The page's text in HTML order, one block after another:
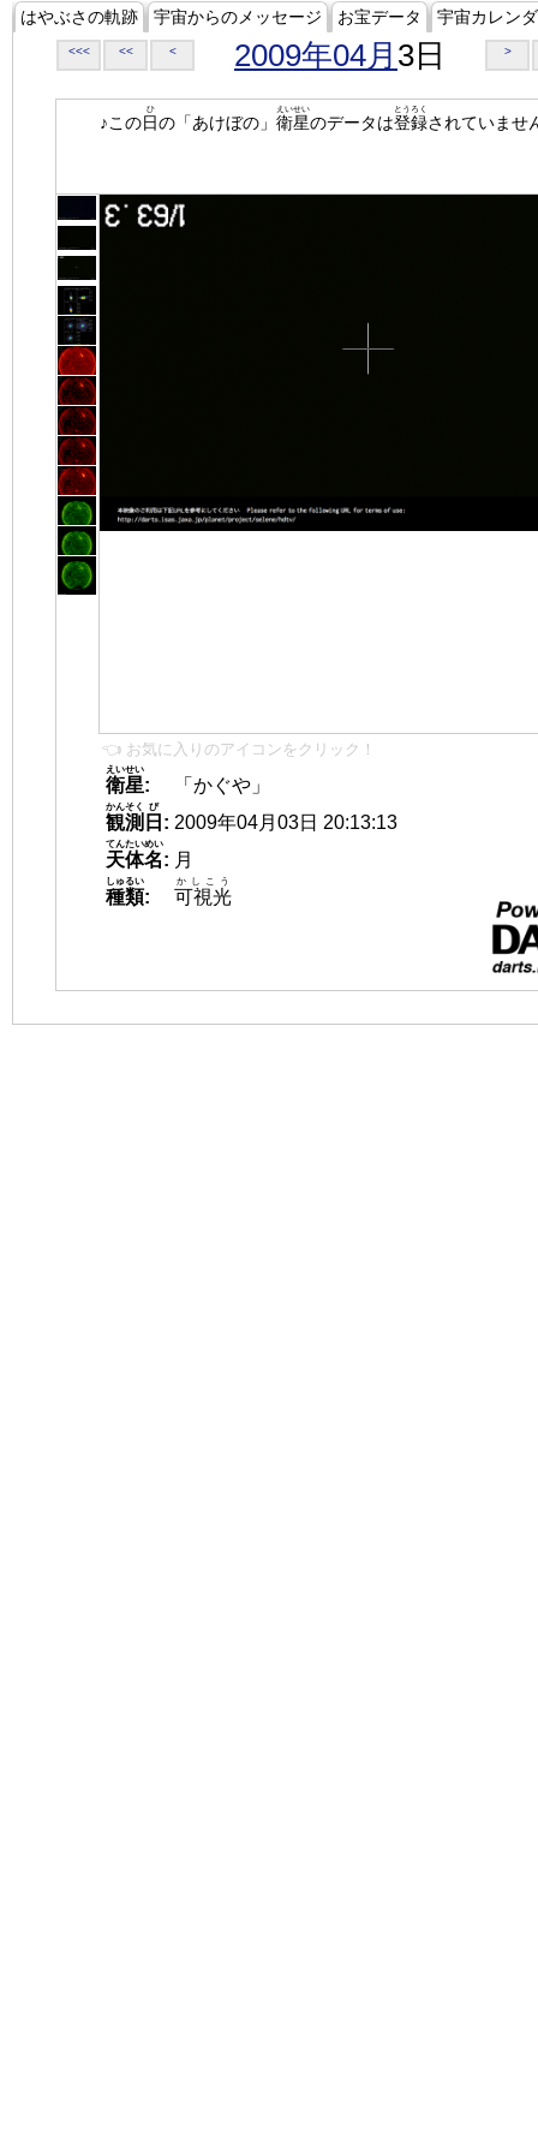
はやぶさの軌跡 宇宙からのメッセージ お宝データ 宇宙カレン
<<< << < 2009年04月 3日 >
♪この日
ひ
の「あけぼの」 衛星
えいせい
のデータは登録
とうろく
されていませ
👈 お気に入りのアイコンをクリック！
衛星
えいせい
:
「かぐや」
観測
かんそく
日
び
: 2009年04月03日 20:13:13
天体名
てんたいめい
: 月
種類
しゅるい
: 可視光
かしこう